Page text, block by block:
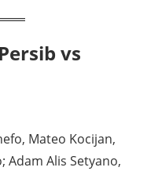
vs
Mateo Kocijan,
Adam Alis Setyano,